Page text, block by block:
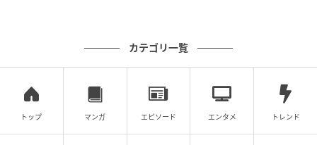
カテゴリ一覧
トップ マンガ エピソード エンタメ トレンド